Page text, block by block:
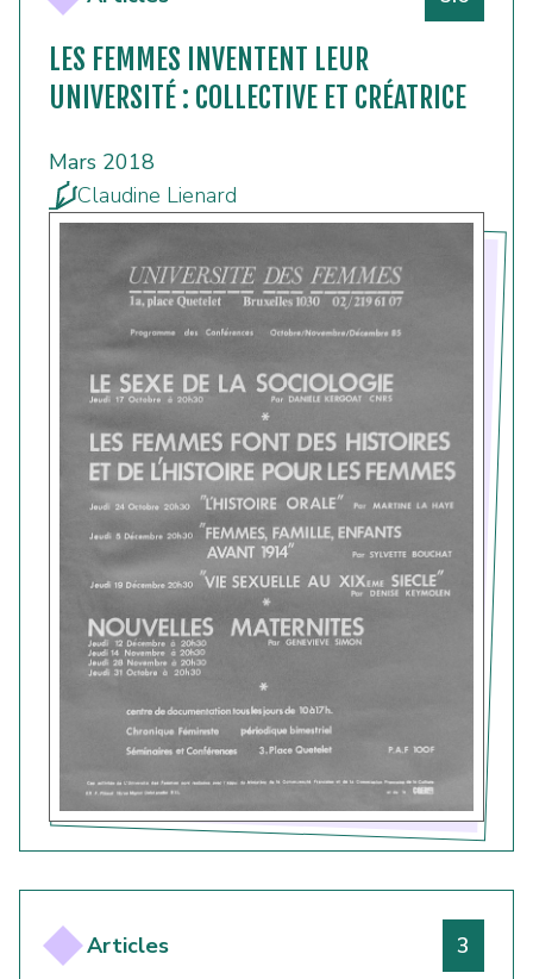
LES FEMMES INVENTENT LEUR
UNIVERSITÉ : COLLECTIVE ET CRÉATRICE
Mars 2018
Claudine Lienard
Articles Numéro
3